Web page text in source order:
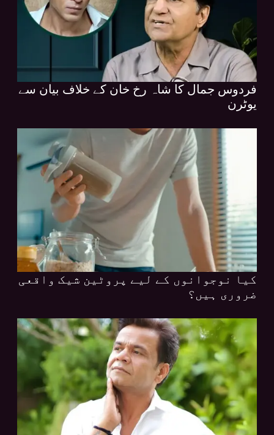
فردوس جمال کا شاہ رخ خان کے خلاف بیان سے
یوٹرن
کیا نوجوانوں کے لیے پروٹین شیک واقعی
ضروری ہیں؟